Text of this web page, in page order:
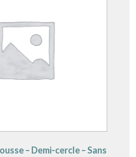
– Demi-cercle – Sans